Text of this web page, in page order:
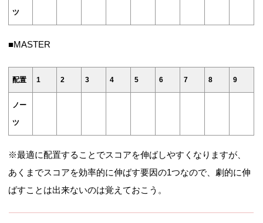
ツ
■MASTER
配置 1 2 3 4 5 6 7 8 9
ノー
ツ
※最適に配置することでスコアを伸ばしやすくなりますが、
あくまでスコアを効率的に伸ばす要因の1つなので、劇的に伸
ばすことは出来ないのは覚えておこう。